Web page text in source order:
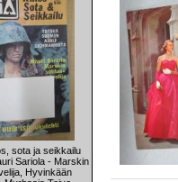
sota ja seikkailu
Sariola - Marskin
Hyvinkään